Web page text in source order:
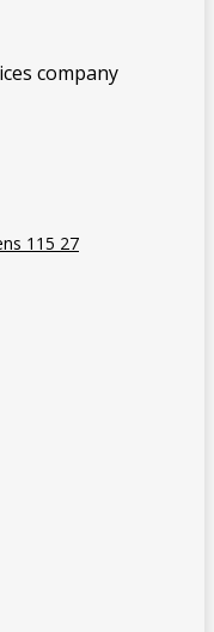
company
115 27